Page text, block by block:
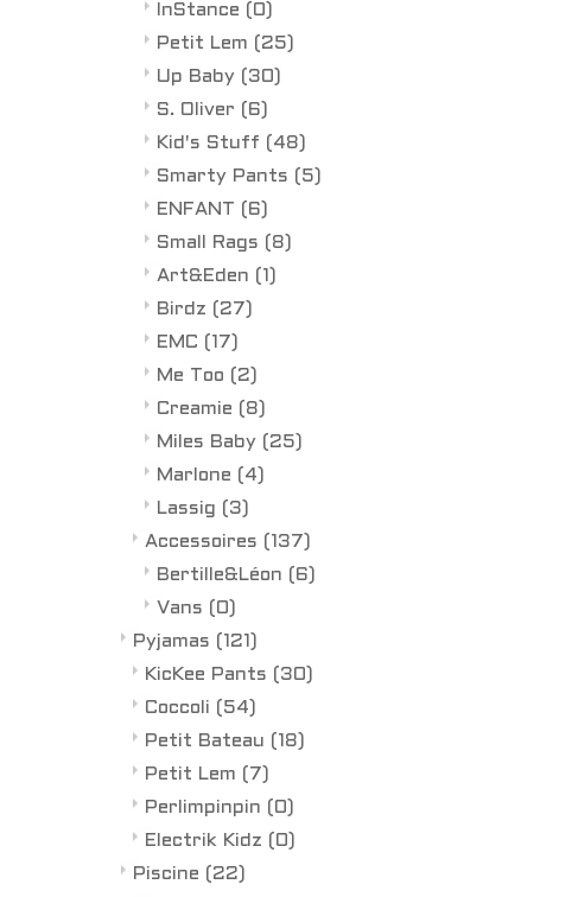
InStance (0)
Petit Lem (25)
Up Baby (30)
S. Oliver (6)
Kid's Stuff (48)
Smarty Pants (5)
ENFANT (6)
Small Rags (8)
Art&Eden (1)
Birdz (27)
EMC (17)
Me Too (2)
Creamie (8)
Miles Baby (25)
Marlone (4)
Lassig (3)
Accessoires (137)
Bertille&Léon (6)
Vans (0)
Pyjamas (121)
KicKee Pants (30)
Coccoli (54)
Petit Bateau (18)
Petit Lem (7)
Perlimpinpin (0)
Electrik Kidz (0)
Piscine (22)